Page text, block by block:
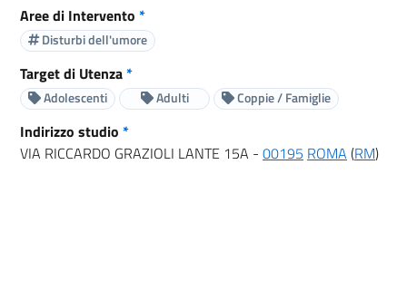
Aree di Intervento *
Disturbi dell'umore
Target di Utenza*
Adolescenti Adulti Coppie / Famiglie
Indirizzo studio *
VIA RICCARDO GRAZIOLI LANTE 15A - 00195 ROMA (RM)